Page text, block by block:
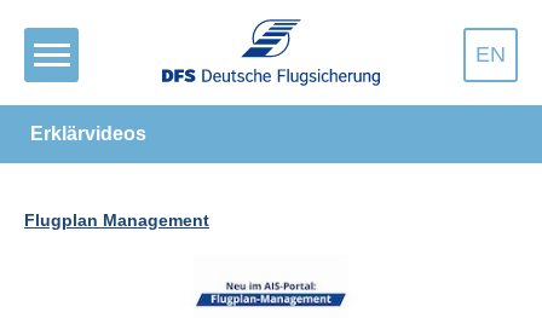
EN
Erklärvideos
Flugplan Management